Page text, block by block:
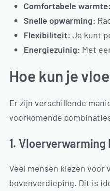
Comfortabele warmte:
Snelle opwarming:
Flexibiliteit: Je kunt
Energiezuinig: Met
Hoe kun je
Er zijn verschillende
voorkomende
1.
Veel mensen kiezen voor
bovenverdieping. Dit is